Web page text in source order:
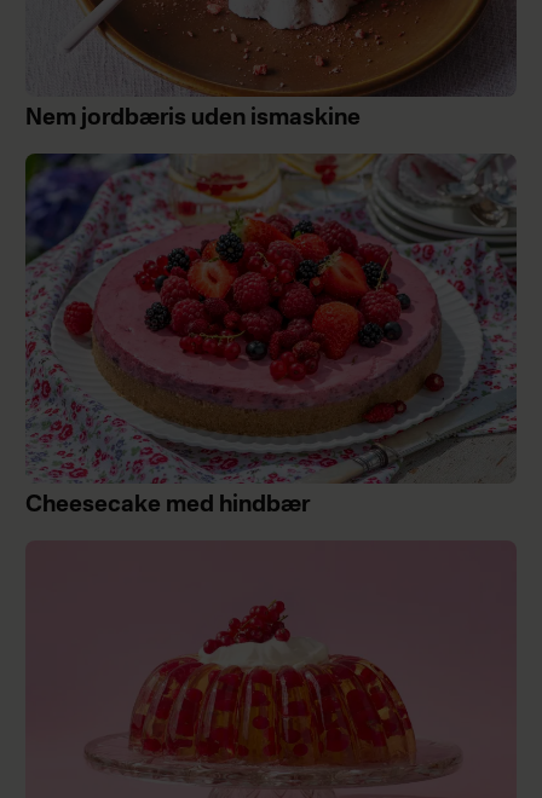
Nem jordbæris uden ismaskine
Cheesecake med hindbær